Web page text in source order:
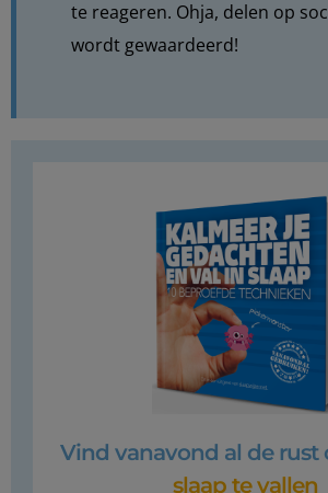
te reageren. Ohja, delen op
wordt gewaardeerd!
Vind vanavond al de rust
slaap te vallen